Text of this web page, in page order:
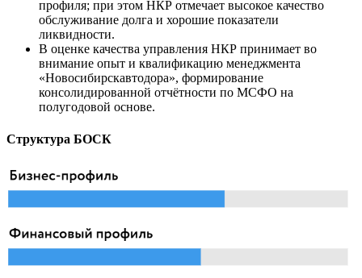
профиля; при этом НКР отмечает высокое качество
обслуживание долга и хорошие показатели
ликвидности.
В оценке качества управления НКР принимает во
внимание опыт и квалификацию менеджмента
«Новосибирскавтодора», формирование
консолидированной отчётности по МСФО на
полугодовой основе.
Структура БОСК